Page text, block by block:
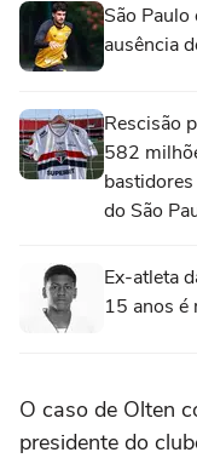
São
ausência
Rescisão
582
do São
Ex-atleta
15 anos
O caso de Olten
presidente do